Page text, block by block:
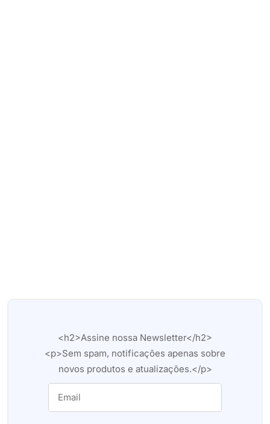
<h2>Assine nossa Newsletter</h2>
<p>Sem spam, notificações apenas sobre
novos produtos e atualizações.</p>